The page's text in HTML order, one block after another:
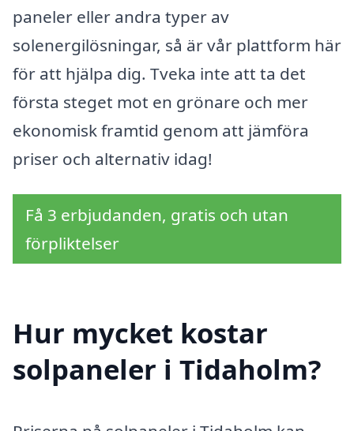
paneler eller andra typer av
solenergilösningar, så är vår plattform här
för att hjälpa dig. Tveka inte att ta det
första steget mot en grönare och mer
ekonomisk framtid genom att jämföra
priser och alternativ idag!
Få 3 erbjudanden, gratis och utan
förpliktelser
Hur mycket kostar
solpaneler i Tidaholm?